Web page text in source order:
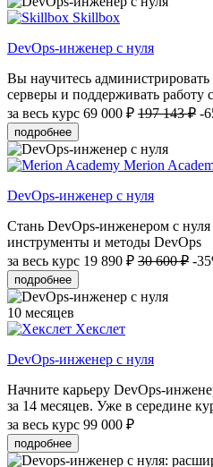
Skillbox
DevOps-инженер с нуля
Вы научитесь
серверы и поддерживать работу
за весь курс 69 000 ₽ 197 143 ₽ -
подробнее
Merion
DevOps-инженер с нуля
Стань DevOps-инженером с нуля
инструменты и методы DevOps
за весь курс 19 890 ₽ 30 600 ₽ -
подробнее
10 месяцев
Хекслет
DevOps-инженер с нуля
Начните карьеру DevOps-
за 14 месяцев. Уже в середине
за весь курс 99 000 ₽
подробнее